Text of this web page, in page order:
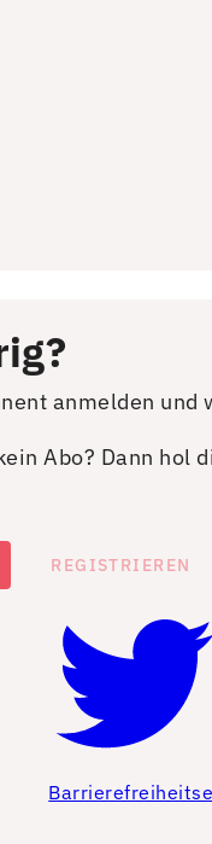
anmelden und
Abo? Dann
REGISTRIEREN